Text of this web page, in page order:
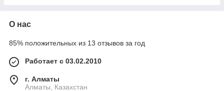
О нас
85% положительных из 13 отзывов за год
Работает с 03.02.2010
г. Алматы
Алматы, Казахстан